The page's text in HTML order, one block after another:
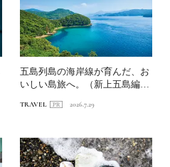
五島列島の海岸線が育んだ、お
いしい島旅へ。（新上五島編）
TRAVEL 2026.7.29